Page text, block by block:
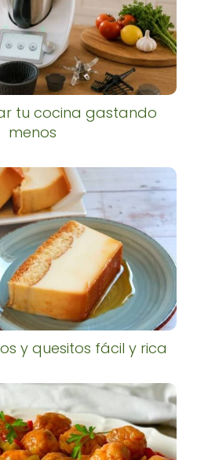
tu cocina gastando
menos
y quesitos fácil y rica